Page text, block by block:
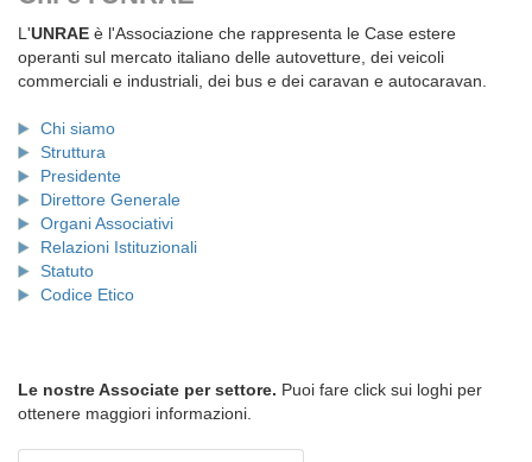
L'UNRAE è l'Associazione che rappresenta le Case estere
operanti sul mercato italiano delle autovetture, dei veicoli
commerciali e industriali, dei bus e dei caravan e autocaravan.
Chi siamo
Struttura
Presidente
Direttore Generale
Organi Associativi
Relazioni Istituzionali
Statuto
Codice Etico
Le nostre Associate per settore. Puoi fare click sui loghi per
ottenere maggiori informazioni.